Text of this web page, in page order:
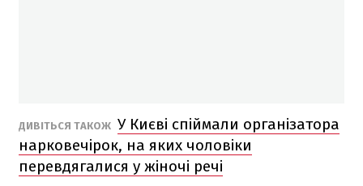
ДИВІТЬСЯ ТАКОЖ У Києві спіймали організатора
нарковечірок, на яких чоловіки
перевдягалися у жіночі речі